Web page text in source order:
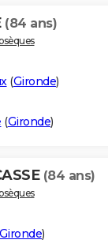
(84 ans)
(Gironde)
(Gironde)
(84 ans)
)